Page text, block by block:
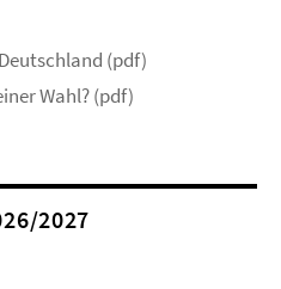
(pdf)
Wahl? (pdf)
2027